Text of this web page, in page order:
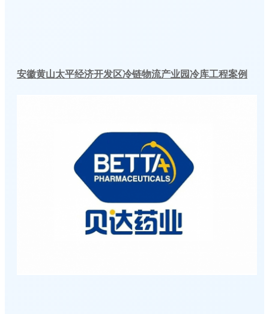
安徽黄山太平经济开发区冷链物流产业园冷库工程案例